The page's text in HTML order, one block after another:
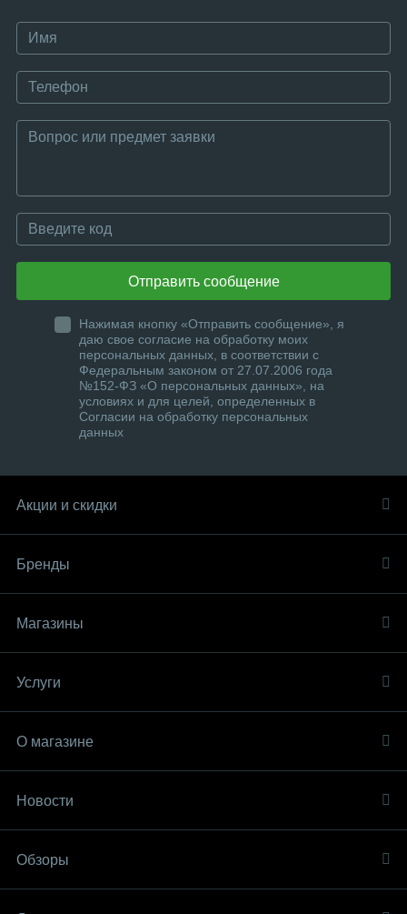
Отправить сообщение
Нажимая кнопку «Отправить сообщение», я
даю свое согласие на обработку моих
персональных данных, в соответствии с
Федеральным законом от 27.07.2006 года
№152-ФЗ «О персональных данных», на
условиях и для целей, определенных в
Согласии на обработку персональных
данных
Акции и скидки
Бренды
Магазины
Услуги
О магазине
Новости
Обзоры